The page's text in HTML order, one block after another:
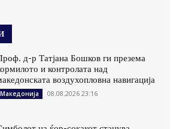
д-р Татјана Бошков ги презема
и контролата над
воздухопловна навигација
Македонија 08.08.2026 23:16